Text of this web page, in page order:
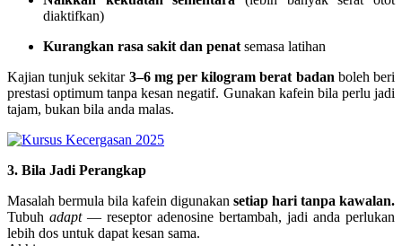
diaktifkan)
Kurangkan rasa sakit dan penat semasa latihan
Kajian tunjuk sekitar 3–6 mg per kilogram berat badan boleh beri
prestasi optimum tanpa kesan negatif. Gunakan kafein bila perlu jadi
tajam, bukan bila anda malas.
3. Bila Jadi Perangkap
Masalah bermula bila kafein digunakan setiap hari tanpa kawalan.
Tubuh adapt— reseptor adenosine bertambah, jadi anda perlukan
lebih dos untuk dapat kesan sama.